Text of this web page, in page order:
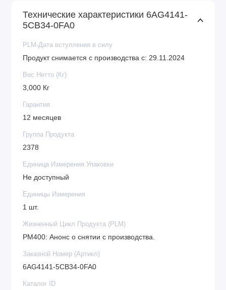
Технические характеристики 6AG4141-
5CB34-0FA0
PLM-Дата вступления в силу
Продукт снимается с производства с: 29.11.2024
Вес Нетто (Кг)
3,000 Кг
Гарантия
12 месяцев
Группа Продукта
2378
Единица Измерения Упаковки
Не доступный
Единицы Измерения
1 шт.
Жизненный Цикл Продукта (PLM)
PM400: Анонс о снятии с производства.
Заказной Номер (Артикл)
6AG4141-5CB34-0FA0
Каталог ID